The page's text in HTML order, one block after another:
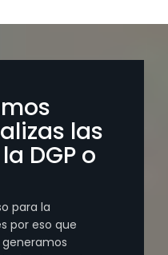
las
DGP o
para la
por eso que